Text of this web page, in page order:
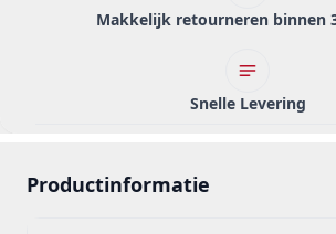
Makkelijk retourneren binnen
Snelle Levering
Productinformatie